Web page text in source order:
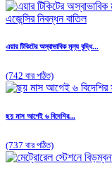
এয়ার টিকিটের অস্বাভাবিক মূল্য বৃদ্ধি...
(742 বার পঠিত)
ছয় মাস আগেই ৬ বিদেশির...
(737 বার পঠিত)